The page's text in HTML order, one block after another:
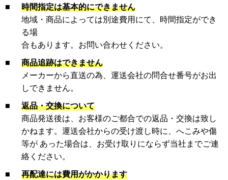
■
時間指定は基本的にできません
地域・商品によっては別途費用にて、時間指定ができ
る場
合もあります。お問い合わせください。
■
商品追跡はできません
メーカーから直送の為、運送会社の問合せ番号がお出
しできません。
■
返品・交換について
商品発送後は、お客様のご都合での返品・交換は致し
かねます。運送会社からの受け渡し時に、へこみや傷
等が あった場合は、お受け取りにならず当社までご連
絡ください。
■
再配達には費用がかかります